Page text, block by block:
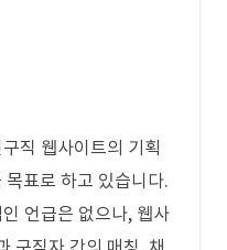
직 웹사이트의 기획
표로 하고 있습니다.
언급은 없으나, 웹사